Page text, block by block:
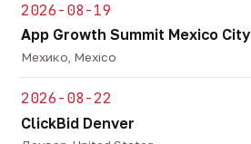
2026-08-19
App Growth Summit Mexico City
Мехико, Mexico
2026-08-22
ClickBid Denver